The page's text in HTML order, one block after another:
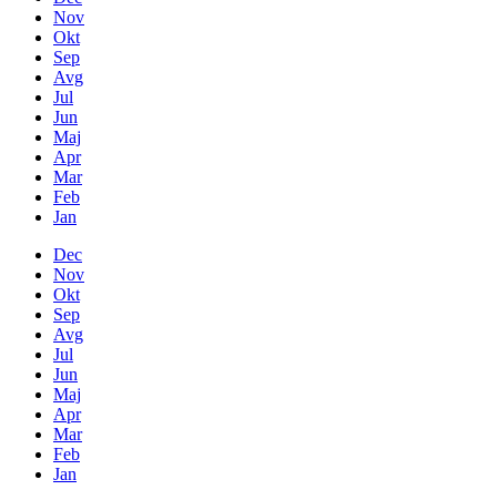
Nov
Okt
Sep
Avg
Jul
Jun
Maj
Apr
Mar
Feb
Jan
Dec
Nov
Okt
Sep
Avg
Jul
Jun
Maj
Apr
Mar
Feb
Jan